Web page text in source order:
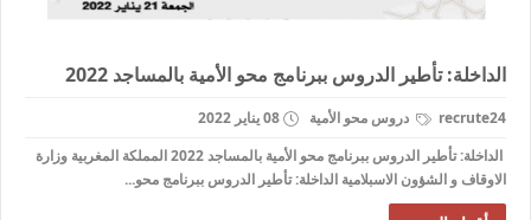
الداخلة: تأطير الدروس ببرنامج محو الأمية بالمساجد 2022
recrute24 دروس محو الأمية
08 يناير 2022
الداخلة: تأطير الدروس ببرنامج محو الأمية بالمساجد 2022 المملكة المغربية وزارة
الاوقاف و الشؤون الاسبلامية الداخلة: تأطير الدروس ببرنامج محو...